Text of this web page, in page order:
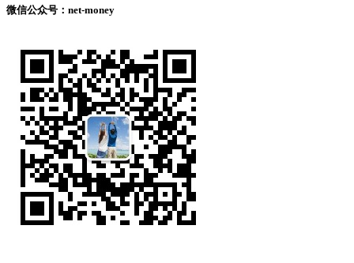
微信公众号：net-money